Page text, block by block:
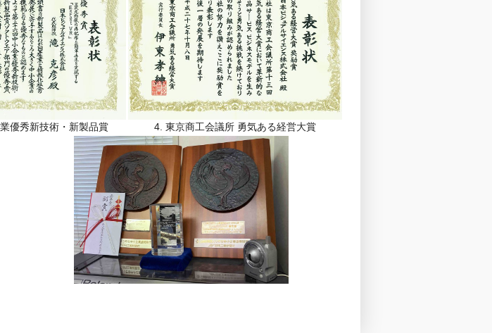
優秀新技術・新製品賞 4. 東京商工会議所 勇気ある経営大賞